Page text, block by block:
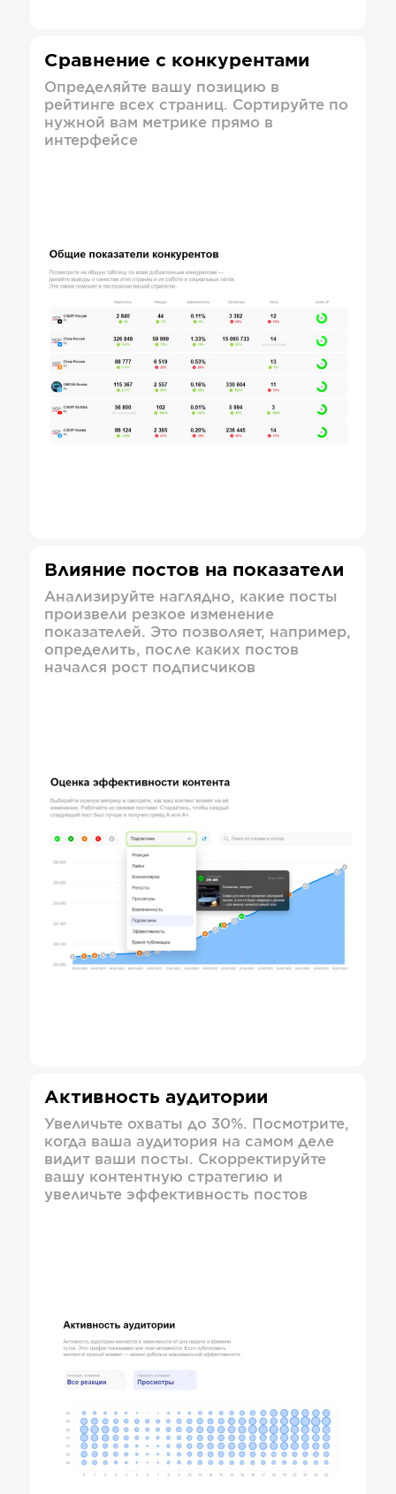
Сравнение с конкурентами
Определяйте вашу позицию в
рейтинге всех страниц. Сортируйте по
нужной вам метрике прямо в
интерфейсе
Влияние постов на показатели
Анализируйте наглядно, какие посты
произвели резкое изменение
показателей. Это позволяет, например,
определить, после каких постов
начался рост подписчиков
Активность аудитории
Увеличьте охваты до 30%. Посмотрите,
когда ваша аудитория на самом деле
видит ваши посты. Скорректируйте
вашу контентную стратегию и
увеличьте эффективность постов